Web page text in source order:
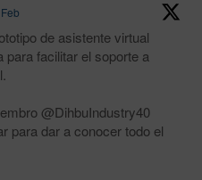
de asistente virtual
para facilitar el soporte a
@DihbuIndustry40
para dar a conocer todo el